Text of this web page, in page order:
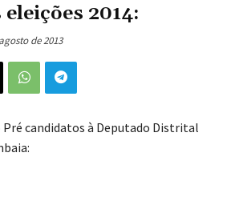
2014:
de 2013
candidatos à Deputado Distrital